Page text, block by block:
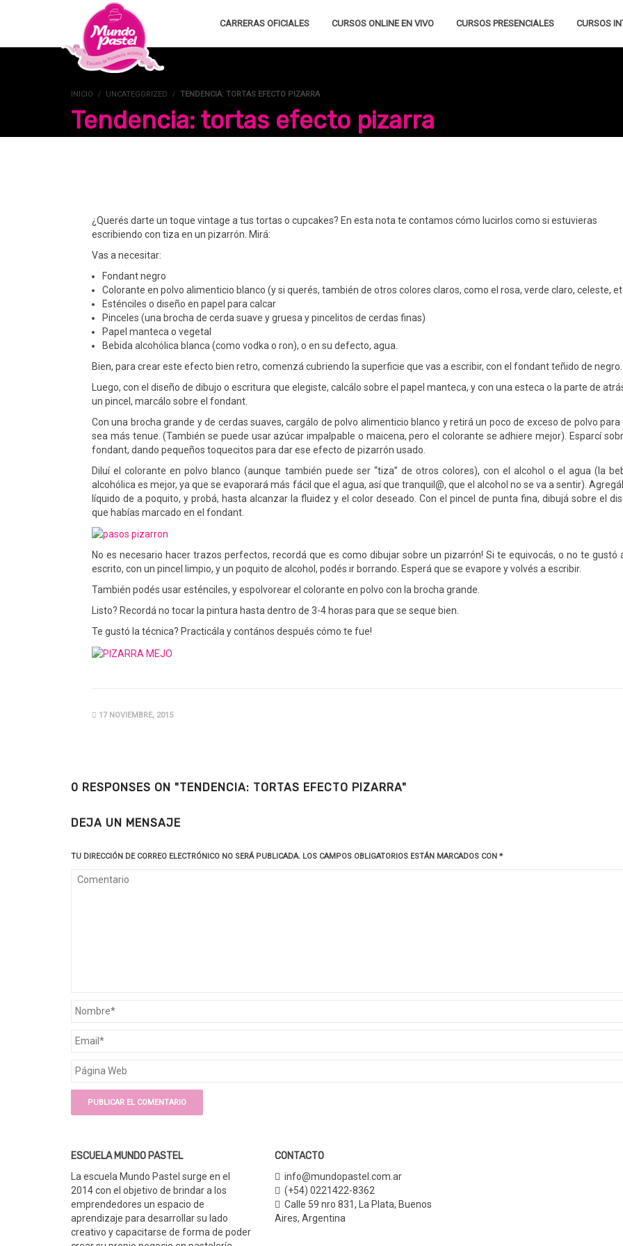
CARRERAS OFICIALES CURSOS ONLINE EN VIVO CURSOS PRESENCIALES CURSOS
INICIO UNCATEGORIZED TENDENCIA: TORTAS EFECTO PIZARRA
Tendencia: tortas efecto pizarra
¿Querés darte un toque vintage a tus tortas o cupcakes? En esta nota te contamos cómo lucirlos como si estuvieras
escribiendo con tiza en un pizarrón. Mirá:
Vas a necesitar:
Fondant negro
Colorante en polvo alimenticio blanco (y si querés, también de otros colores claros, como el rosa, verde claro, celeste,
Esténciles o diseño en papel para calcar
Pinceles (una brocha de cerda suave y gruesa y pincelitos de cerdas finas)
Papel manteca o vegetal
Bebida alcohólica blanca (como vodka o ron), o en su defecto, agua.
Bien, para crear este efecto bien retro, comenzá cubriendo la superficie que vas a escribir, con el fondant teñido de negro.
Luego, con el diseño de dibujo o escritura que elegiste, calcálo sobre el papel manteca, y con una esteca o la parte de
un pincel, marcálo sobre el fondant.
Con una brocha grande y de cerdas suaves, cargálo de polvo alimenticio blanco y retirá un poco de exceso de polvo para
sea más tenue. (También se puede usar azúcar impalpable o maicena, pero el colorante se adhiere mejor). Esparcí
fondant, dando pequeños toquecitos para dar ese efecto de pizarrón usado.
Diluí el colorante en polvo blanco (aunque también puede ser “tiza” de otros colores), con el alcohol o el agua (la
alcohólica es mejor, ya que se evaporará más fácil que el agua, así que tranquil@, que el alcohol no se va a sentir).
líquido de a poquito, y probá, hasta alcanzar la fluidez y el color deseado. Con el pincel de punta fina, dibujá sobre el
que habías marcado en el fondant.
No es necesario hacer trazos perfectos, recordá que es como dibujar sobre un pizarrón! Si te equivocás, o no te gustó
escrito, con un pincel limpio, y un poquito de alcohol, podés ir borrando. Esperá que se evapore y volvés a escribir.
También podés usar esténciles, y espolvorear el colorante en polvo con la brocha grande.
Listo? Recordá no tocar la pintura hasta dentro de 3-4 horas para que se seque bien.
Te gustó la técnica? Practicála y contános después cómo te fue!
17 NOVIEMBRE, 2015
0 RESPONSES ON "TENDENCIA: TORTAS EFECTO PIZARRA"
DEJA UN MENSAJE
TU DIRECCIÓN DE CORREO ELECTRÓNICO NO SERÁ PUBLICADA. LOS CAMPOS OBLIGATORIOS ESTÁN MARCADOS CON *
ESCUELA MUNDO PASTEL
La escuela Mundo Pastel surge en el
2014 con el objetivo de brindar a los
emprendedores un espacio de
aprendizaje para desarrollar su lado
creativo y capacitarse de forma de poder
CONTACTO
info@mundopastel.com.ar
(+54) 0221422-8362
Calle 59 nro 831, La Plata, Buenos
Aires, Argentina